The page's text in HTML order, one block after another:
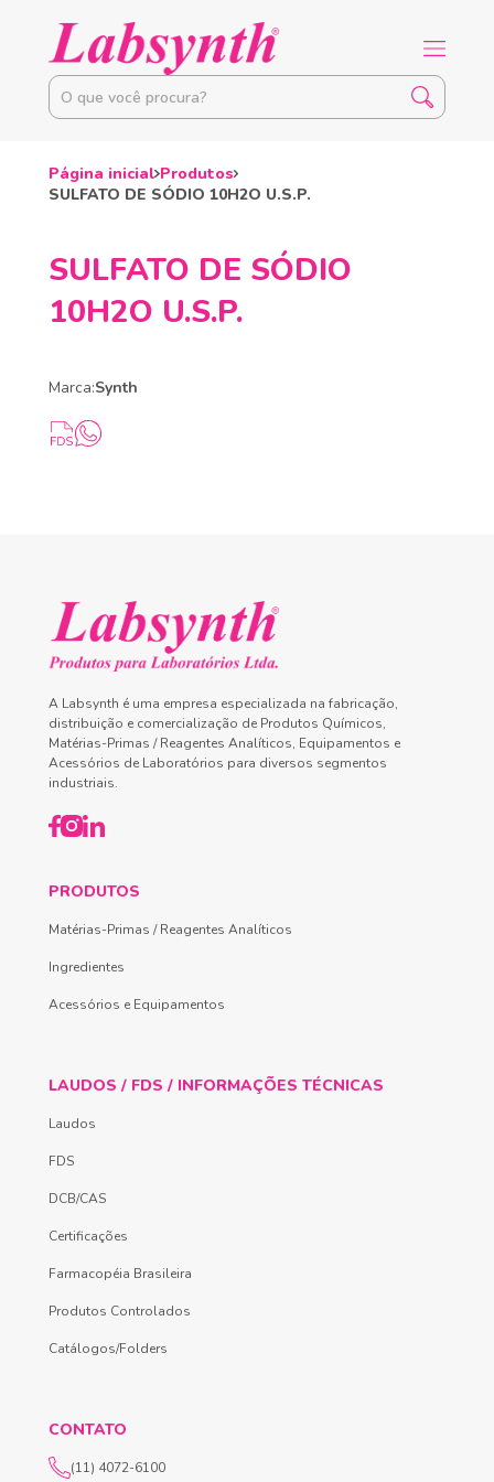
Página inicial Produtos
SULFATO DE SÓDIO 10H2O U.S.P.
SULFATO DE SÓDIO
10H2O U.S.P.
Marca:Synth
A Labsynth é uma empresa especializada na fabricação,
distribuição e comercialização de Produtos Químicos,
Matérias-Primas / Reagentes Analíticos, Equipamentos e
Acessórios de Laboratórios para diversos segmentos
industriais.
PRODUTOS
Matérias-Primas / Reagentes Analíticos
Ingredientes
Acessórios e Equipamentos
LAUDOS / FDS / INFORMAÇÕES TÉCNICAS
Laudos
FDS
DCB/CAS
Certificações
Farmacopéia Brasileira
Produtos Controlados
Catálogos/Folders
CONTATO
(11) 4072-6100